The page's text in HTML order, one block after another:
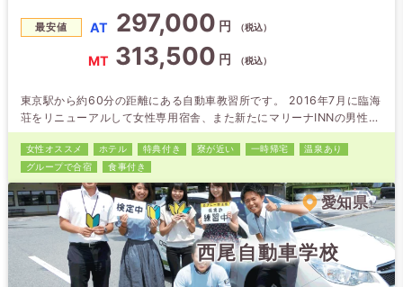
最安値 AT 297,000 円 （税込）
MT 313,500 円 （税込）
東京駅から約60分の距離にある自動車教習所です。 2016年7月に臨海
荘をリニューアルして女性専用宿舎、また新たにマリーナINNの男性宿
舎をオープンして快適な合宿生活を送ることができます！ お友達と同
時申込の場合は割引もあるので、お友達を誘っておトクに免許を取ろう
♪
女性オススメ ホテル 特典付き 寮が近い 一時帰宅
温泉あり
グループで合宿
食事付き
愛知県
西尾自動車学校